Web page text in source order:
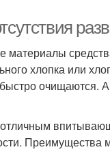
материалы
хлопка или
очищаются. А
Преимущества